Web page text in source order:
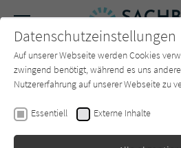
SUCHE Forum
Simone Böcker
Datenschutzeinstellungen
Auf unserer Webseite werden Cookies
zwingend benötigt, während es uns
Nutzererfahrung auf unserer Webseite zu
Essentiell Externe Inhalte